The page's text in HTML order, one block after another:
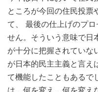
ところが今回の住民投票
て、 最後の仕上げのプ
せん。そういう意味で日
が十分に把握されていな
が日本的民主主義と言え
て機能したこともあるで